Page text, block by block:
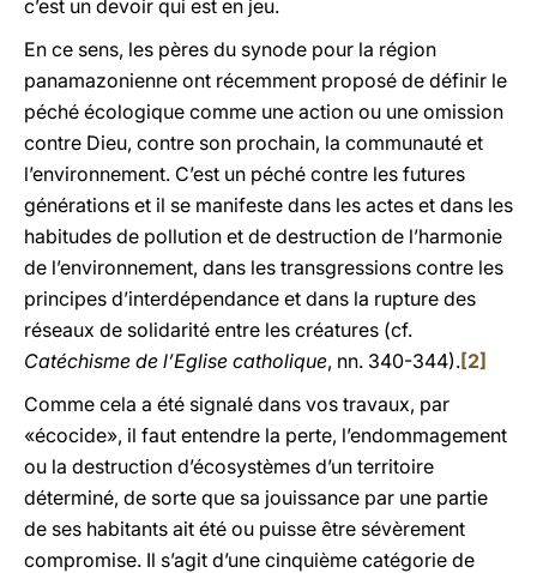
c’est un devoir qui est en jeu.
En ce sens, les pères du synode pour la région
panamazonienne ont récemment proposé de définir le
péché écologique comme une action ou une omission
contre Dieu, contre son prochain, la communauté et
l’environnement. C’est un péché contre les futures
générations et il se manifeste dans les actes et dans les
habitudes de pollution et de destruction de l’harmonie
de l’environnement, dans les transgressions contre les
principes d’interdépendance et dans la rupture des
réseaux de solidarité entre les créatures (cf.
Catéchisme de l’Eglise catholique, nn. 340-344).[2]
Comme cela a été signalé dans vos travaux, par
«écocide», il faut entendre la perte, l’endommagement
ou la destruction d’écosystèmes d’un territoire
déterminé, de sorte que sa jouissance par une partie
de ses habitants ait été ou puisse être sévèrement
compromise. Il s’agit d’une cinquième catégorie de